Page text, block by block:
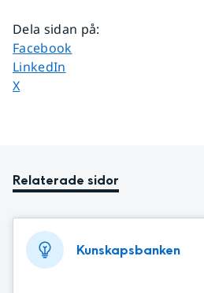
Dela sidan på:
Dela sidan på
Facebook
Dela sidan på
LinkedIn
Dela sidan på
X
Relaterade sidor
Kunskapsbanken